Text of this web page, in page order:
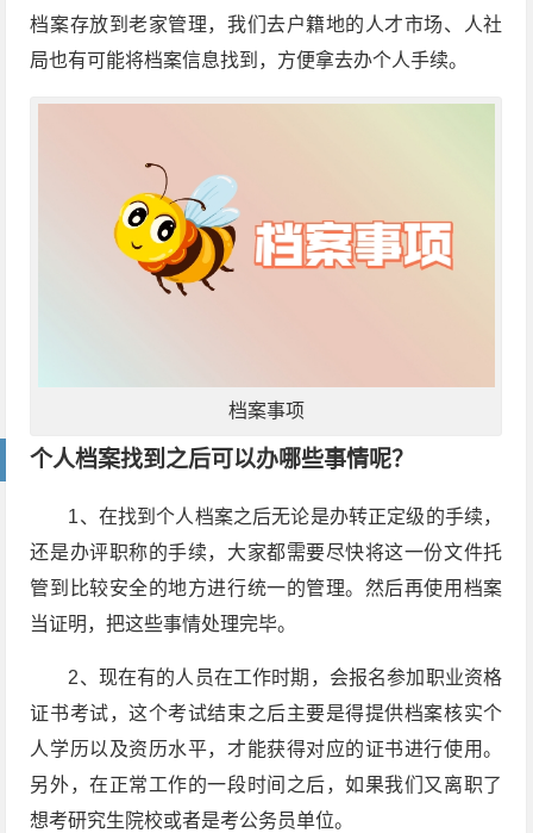
档案存放到老家管理，我们去户籍地的人才市场、人社
局也有可能将档案信息找到，方便拿去办个人手续。
档案事项
个人档案找到之后可以办哪些事情呢？
1、在找到个人档案之后无论是办转正定级的手续，
还是办评职称的手续，大家都需要尽快将这一份文件托
管到比较安全的地方进行统一的管理。然后再使用档案
当证明，把这些事情处理完毕。
2、现在有的人员在工作时期，会报名参加职业资格
证书考试，这个考试结束之后主要是得提供档案核实个
人学历以及资历水平，才能获得对应的证书进行使用。
另外，在正常工作的一段时间之后，如果我们又离职了
想考研究生院校或者是考公务员单位。